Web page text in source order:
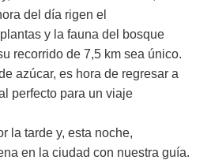
del día rigen el
y la fauna del bosque
recorrido de 7,5 km sea único.
azúcar, es hora de regresar a
perfecto para un viaje
la tarde y, esta noche,
en la ciudad con nuestra guía.